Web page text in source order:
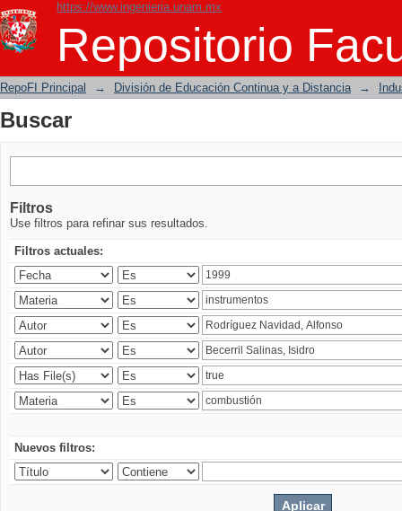
https://www.ingenieria.unam.mx
Repositorio
Buscar
RepoFI Principal → División de Educación Continua y a Distancia →
Buscar
Filtros
Use filtros para refinar sus resultados.
Filtros actuales:
Nuevos filtros: